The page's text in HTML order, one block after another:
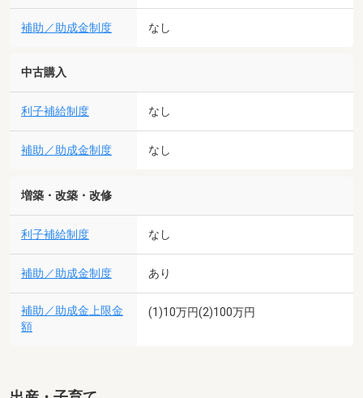
補助／助成金制度 なし
中古購入
利子補給制度 なし
補助／助成金制度 なし
増築・改築・改修
利子補給制度 なし
補助／助成金制度 あり
補助／助成金上限金
額
(1)10万円(2)100万円